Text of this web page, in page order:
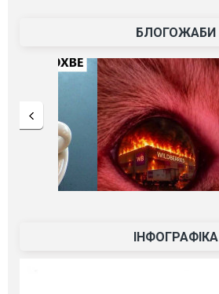
БЛОГОЖАБИ
ІНФОГРАФІКА